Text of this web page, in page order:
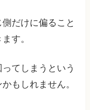
だけに偏ること
す。
てしまうという
もしれません。